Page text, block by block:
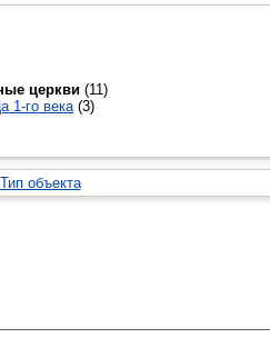
церкви (11)
1-го века (3)
Тип объекта